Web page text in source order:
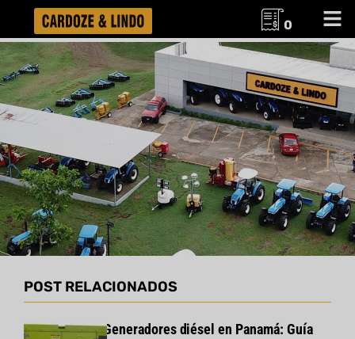
0
POST RELACIONADOS
Generadores diésel en Panamá: Guía